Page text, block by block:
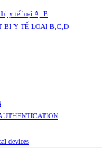
bị y tế loại A, B
BỊ Y TẾ LOẠI B,C,D
devices